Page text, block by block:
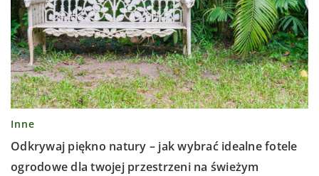
Inne
Odkrywaj piękno natury – jak wybrać idealne fotele
ogrodowe dla twojej przestrzeni na świeżym